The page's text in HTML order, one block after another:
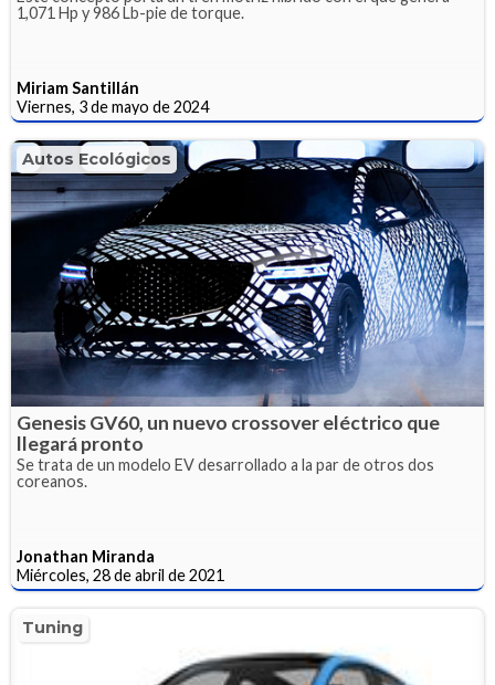
1,071 Hp y 986 Lb-pie de torque.
Miriam Santillán
Viernes, 3 de mayo de 2024
Autos Ecológicos
Genesis GV60, un nuevo crossover eléctrico que
llegará pronto
Se trata de un modelo EV desarrollado a la par de otros dos
coreanos.
Jonathan Miranda
Miércoles, 28 de abril de 2021
Tuning